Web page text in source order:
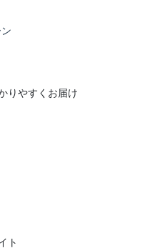
りやすくお届け
ト